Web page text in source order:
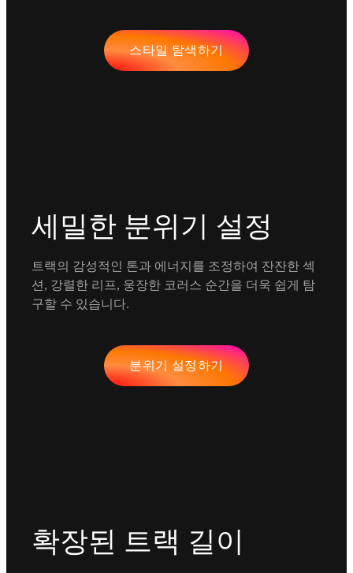
스타일 탐색하기
세밀한 분위기 설정
트랙의 감성적인 톤과 에너지를 조정하여 잔잔한 섹
션, 강렬한 리프, 웅장한 코러스 순간을 더욱 쉽게 탐
구할 수 있습니다.
분위기 설정하기
확장된 트랙 길이